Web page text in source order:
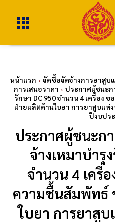
หน้าแรก จัดซื้อจัดจ้างการยาสูบ
การเสนอราคา
ประกาศผู้ชนะก
รักษา DC 950 จำนวน 4 เครื่อง
ฝ่ายผลิตด้านใบยา การยาสูบแห่
ปีงบปร
ประกาศผู้ชนะกา
จ้างเหมาบำรุ
จำนวน 4 เครื่อ
ความชื้นสัมพัทธ์
ใบยา การยาสูบ